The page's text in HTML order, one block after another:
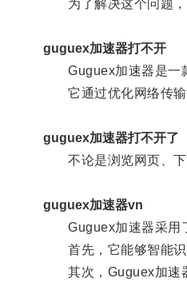
为了解决这个问题，
guguex加速器打不开
Guguex加速器是一款
它通过优化网络传输
guguex加速器打不开了
不论是浏览网页、下
guguex加速器vn
Guguex加速器采用了
首先，它能够智能识
其次，Guguex加速器